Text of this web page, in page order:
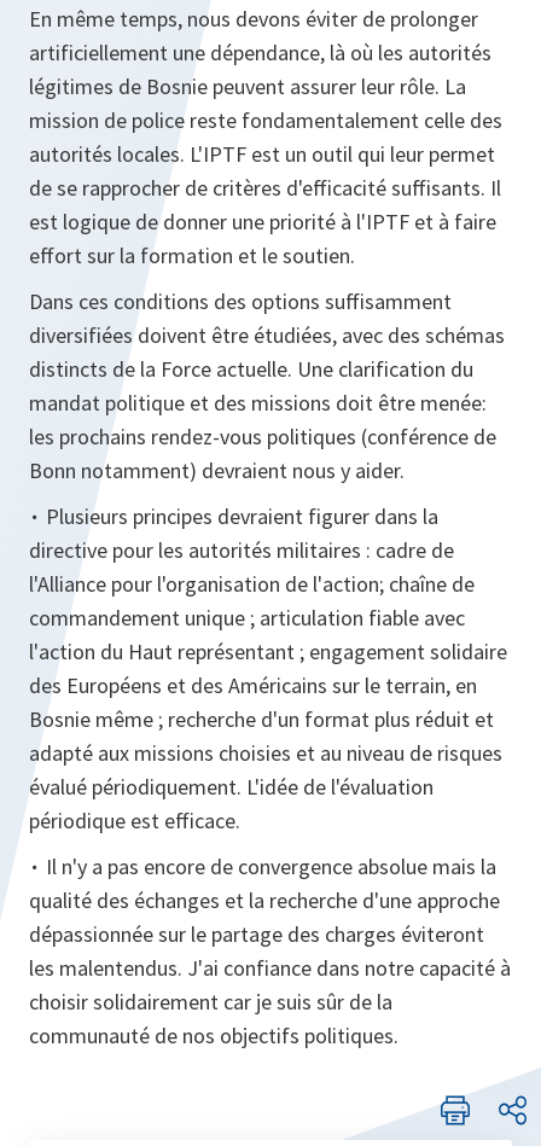
En même temps, nous devons éviter de prolonger
artificiellement une dépendance, là où les autorités
légitimes de Bosnie peuvent assurer leur rôle. La
mission de police reste fondamentalement celle des
autorités locales. L'IPTF est un outil qui leur permet
de se rapprocher de critères d'efficacité suffisants. Il
est logique de donner une priorité à l'IPTF et à faire
effort sur la formation et le soutien.
Dans ces conditions des options suffisamment
diversifiées doivent être étudiées, avec des schémas
distincts de la Force actuelle. Une clarification du
mandat politique et des missions doit être menée:
les prochains rendez-vous politiques (conférence de
Bonn notamment) devraient nous y aider.
∙ Plusieurs principes devraient figurer dans la
directive pour les autorités militaires : cadre de
l'Alliance pour l'organisation de l'action; chaîne de
commandement unique ; articulation fiable avec
l'action du Haut représentant ; engagement solidaire
des Européens et des Américains sur le terrain, en
Bosnie même ; recherche d'un format plus réduit et
adapté aux missions choisies et au niveau de risques
évalué périodiquement. L'idée de l'évaluation
périodique est efficace.
∙ Il n'y a pas encore de convergence absolue mais la
qualité des échanges et la recherche d'une approche
dépassionnée sur le partage des charges éviteront
les malentendus. J'ai confiance dans notre capacité à
choisir solidairement car je suis sûr de la
communauté de nos objectifs politiques.